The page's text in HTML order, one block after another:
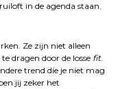
in de agenda staan.
Ze zijn niet alleen
dragen door de losse fit.
trend die je niet mag
jij zeker het